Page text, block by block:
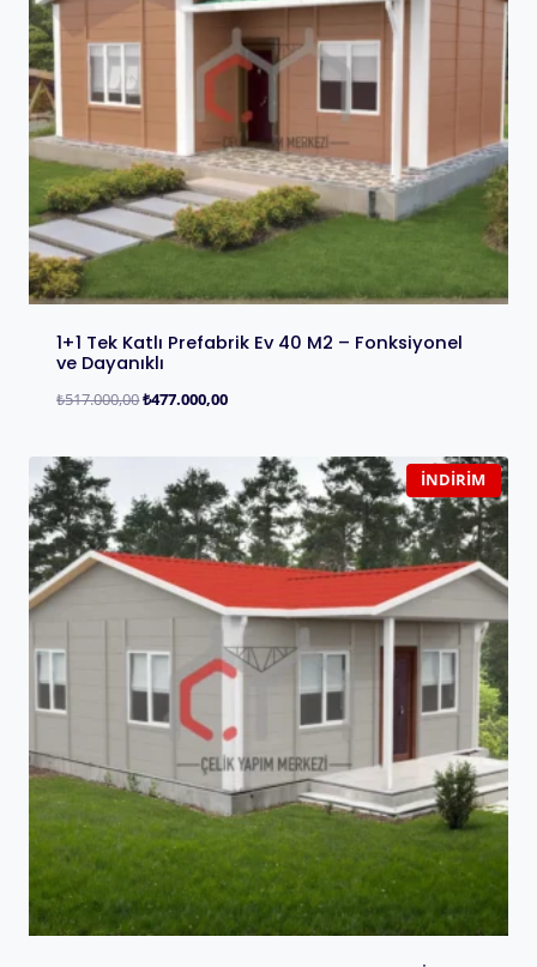
1+1 Tek Katlı Prefabrik Ev 40 M2 – Fonksiyonel
ve Dayanıklı
₺517.000,00₺477.000,00
İNDIRIM